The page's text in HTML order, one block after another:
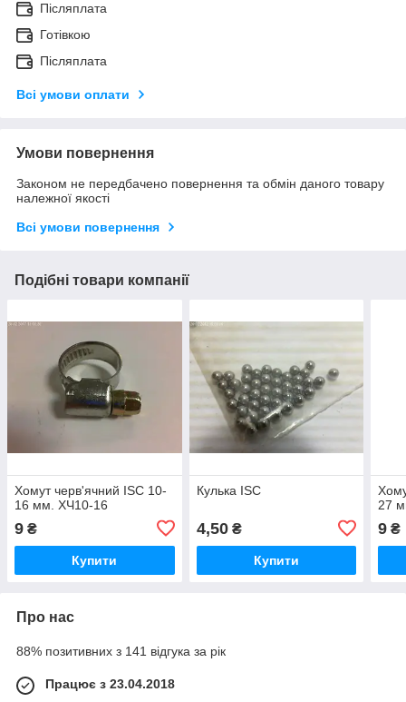
Післяплата
Готівкою
Післяплата
Всі умови оплати
Умови повернення
Законом не передбачено повернення та обмін даного товару
належної якості
Всі умови повернення
Подібні товари компанії
Хомут черв'ячний ISC 10-
16 мм. ХЧ10-16
9 ₴
Купити
Кулька ISC
4,50₴
Купити
27
9 ₴
Про нас
88% позитивних з 141 відгука за рік
Працює з 23.04.2018